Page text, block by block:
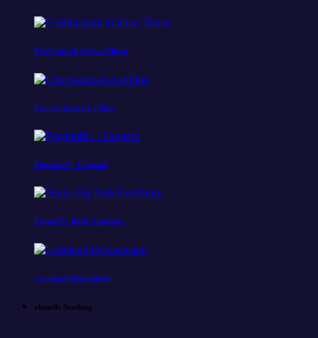
Erlebnispark Schloss Thurn
Churpfalzpark Loifling
Playmobil – Funpark
Peppa Pig Park Günzburg
Legoland Deutschland
aktuelle Sendung